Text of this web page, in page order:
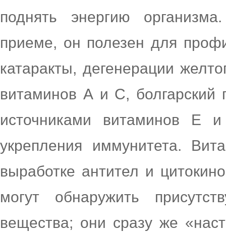
поднять энергию
приеме, он полезен для
катаракты, дегенерации
витаминов А и С, болгарский
источниками витаминов Е
укрепления иммунитета.
выработке антител и
могут обнаружить
вещества; они сразу же